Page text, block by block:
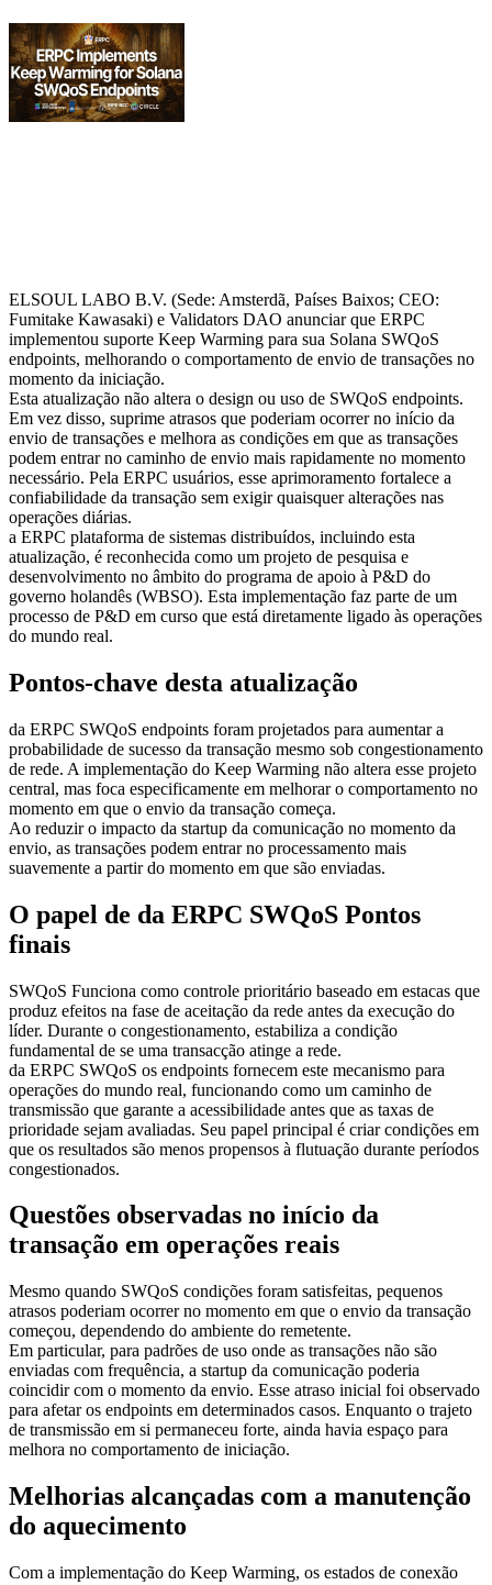
ELSOUL LABO B.V. (Sede: Amsterdã, Países Baixos; CEO:
Fumitake Kawasaki) e Validators DAO anunciar que ERPC
implementou suporte Keep Warming para sua Solana SWQoS
endpoints, melhorando o comportamento de envio de transações no
momento da iniciação.
Esta atualização não altera o design ou uso de SWQoS endpoints.
Em vez disso, suprime atrasos que poderiam ocorrer no início da
envio de transações e melhora as condições em que as transações
podem entrar no caminho de envio mais rapidamente no momento
necessário. Pela ERPC usuários, esse aprimoramento fortalece a
confiabilidade da transação sem exigir quaisquer alterações nas
operações diárias.
a ERPC plataforma de sistemas distribuídos, incluindo esta
atualização, é reconhecida como um projeto de pesquisa e
desenvolvimento no âmbito do programa de apoio à P&D do
governo holandês (WBSO). Esta implementação faz parte de um
processo de P&D em curso que está diretamente ligado às operações
do mundo real.
Pontos-chave desta atualização
da ERPC SWQoS endpoints foram projetados para aumentar a
probabilidade de sucesso da transação mesmo sob congestionamento
de rede. A implementação do Keep Warming não altera esse projeto
central, mas foca especificamente em melhorar o comportamento no
momento em que o envio da transação começa.
Ao reduzir o impacto da startup da comunicação no momento da
envio, as transações podem entrar no processamento mais
suavemente a partir do momento em que são enviadas.
O papel de da ERPC SWQoS Pontos
finais
SWQoS Funciona como controle prioritário baseado em estacas que
produz efeitos na fase de aceitação da rede antes da execução do
líder. Durante o congestionamento, estabiliza a condição
fundamental de se uma transacção atinge a rede.
da ERPC SWQoS os endpoints fornecem este mecanismo para
operações do mundo real, funcionando como um caminho de
transmissão que garante a acessibilidade antes que as taxas de
prioridade sejam avaliadas. Seu papel principal é criar condições em
que os resultados são menos propensos à flutuação durante períodos
congestionados.
Questões observadas no início da
transação em operações reais
Mesmo quando SWQoS condições foram satisfeitas, pequenos
atrasos poderiam ocorrer no momento em que o envio da transação
começou, dependendo do ambiente do remetente.
Em particular, para padrões de uso onde as transações não são
enviadas com frequência, a startup da comunicação poderia
coincidir com o momento da envio. Esse atraso inicial foi observado
para afetar os endpoints em determinados casos. Enquanto o trajeto
de transmissão em si permaneceu forte, ainda havia espaço para
melhora no comportamento de iniciação.
Melhorias alcançadas com a manutenção
do aquecimento
Com a implementação do Keep Warming, os estados de conexão